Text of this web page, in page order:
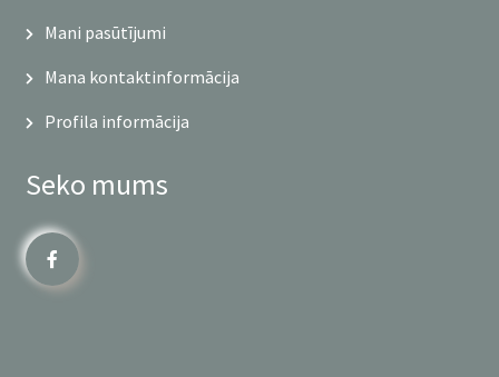
Mani pasūtījumi
Mana kontaktinformācija
Profila informācija
Seko mums